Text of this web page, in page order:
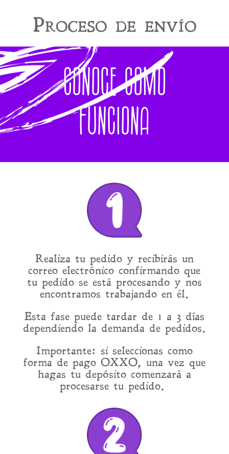
Proceso de envío
Conoce cómo
funciona
Realiza tu pedido y recibirás un
correo electrónico confirmando que
tu pedido se está procesando y nos
encontramos trabajando en él.
Esta fase puede tardar de 1 a 3 días
dependiendo la demanda de pedidos.
Importante: si seleccionas como
forma de pago OXXO, una vez que
hagas tu depósito comenzará a
procesarse tu pedido.